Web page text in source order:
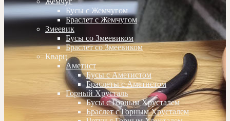
Бусы с Жемчугом
Браслет с Жемчугом
Змеевик
Бусы со Змеевиком
Браслет со Змеевиком
Кварц
Аметист
Бусы с Аметистом
Браслеты с Аметистом
Горный Хрусталь
Бусы с Горным Хрусталем
Браслет с Горным Хрусталем